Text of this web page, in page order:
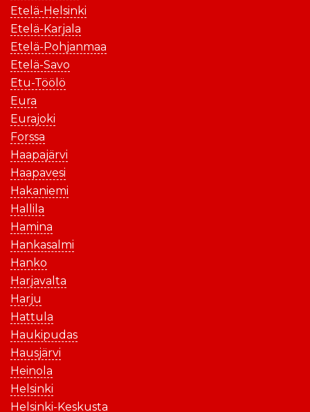
Etelä-Helsinki
Etelä-Karjala
Etelä-Pohjanmaa
Etelä-Savo
Etu-Töölö
Eura
Eurajoki
Forssa
Haapajärvi
Haapavesi
Hakaniemi
Hallila
Hamina
Hankasalmi
Hanko
Harjavalta
Harju
Hattula
Haukipudas
Hausjärvi
Heinola
Helsinki
Helsinki-Keskusta